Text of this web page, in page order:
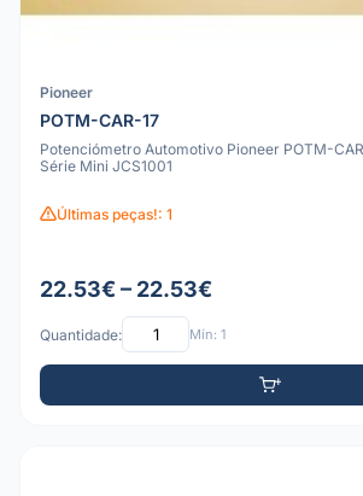
Pioneer
POTM-CAR-17
Potenciómetro Automotivo Pioneer POTM-
Série Mini JCS1001
Últimas peças!: 1
22.53€ – 22.53€
Quantidade: Mín: 1